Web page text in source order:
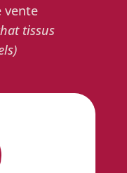
vente
tissus